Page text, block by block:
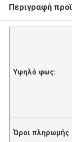
Περιγραφή
Υψηλό φως:
Όροι πληρωμής